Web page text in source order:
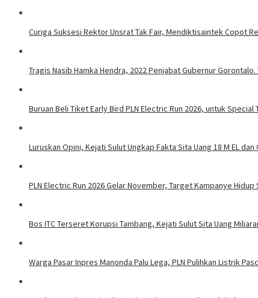
Curiga Suksesi Rektor Unsrat Tak Fair, Mendiktisaintek Copot
Tragis Nasib Hamka Hendra, 2022 Penjabat Gubernur
Buruan Beli Tiket Early Bird PLN Electric Run 2026, untuk
Luruskan Opini, Kejati Sulut Ungkap Fakta Sita Uang 18 M EL
PLN Electric Run 2026 Gelar November, Target Kampanye Hidup
Bos ITC Terseret Korupsi Tambang, Kejati Sulut Sita Uang
Warga Pasar Inpres Manonda Palu Lega, PLN Pulihkan Listrik